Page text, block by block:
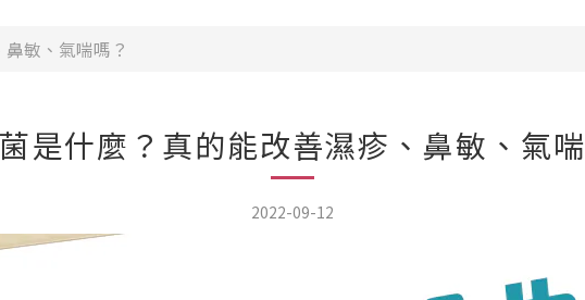
敏、氣喘嗎？
是什麼？真的能改善濕疹、鼻敏、氣
2022-09-12